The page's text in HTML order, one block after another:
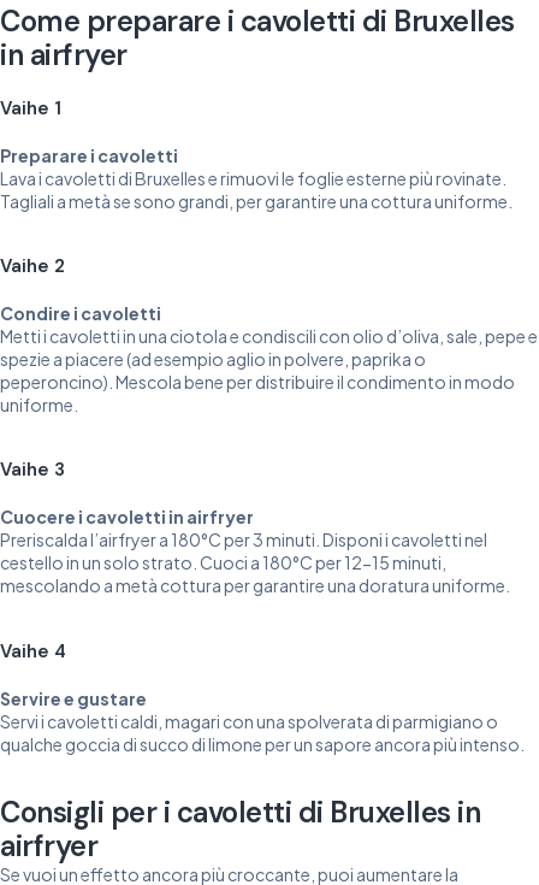
Come preparare i cavoletti di Bruxelles
in airfryer
Vaihe 1
Preparare i cavoletti
Lava i cavoletti di Bruxelles e rimuovi le foglie esterne più rovinate.
Tagliali a metà se sono grandi, per garantire una cottura uniforme.
Vaihe 2
Condire i cavoletti
Metti i cavoletti in una ciotola e condiscili con olio d’oliva, sale, pepe e
spezie a piacere (ad esempio aglio in polvere, paprika o
peperoncino). Mescola bene per distribuire il condimento in modo
uniforme.
Vaihe 3
Cuocere i cavoletti in airfryer
Preriscalda l’airfryer a 180°C per 3 minuti. Disponi i cavoletti nel
cestello in un solo strato. Cuoci a 180°C per 12-15 minuti,
mescolando a metà cottura per garantire una doratura uniforme.
Vaihe 4
Servire e gustare
Servi i cavoletti caldi, magari con una spolverata di parmigiano o
qualche goccia di succo di limone per un sapore ancora più intenso.
Consigli per i cavoletti di Bruxelles in
airfryer
Se vuoi un effetto ancora più croccante, puoi aumentare la